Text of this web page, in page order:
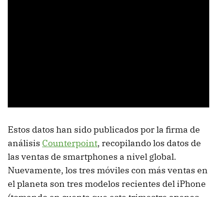
Estos datos han sido publicados por la firma de
análisis Counterpoint, recopilando los datos de
las ventas de smartphones a nivel global.
Nuevamente, los tres móviles con más ventas en
el planeta son tres modelos recientes del iPhone